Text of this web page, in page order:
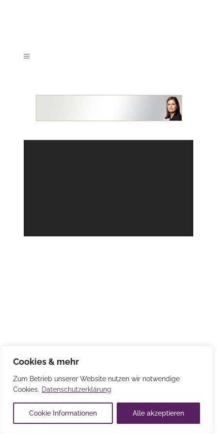
Cookies & mehr
Zum Betrieb unserer Website nutzen wir notwendige
Cookies. Datenschutzerklärung
Cookie Informationen Alle akzeptieren